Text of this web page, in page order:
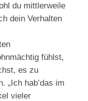
du mittlerweile
dein Verhalten
fühlst,
es zu
„Ich hab’das im
vieler